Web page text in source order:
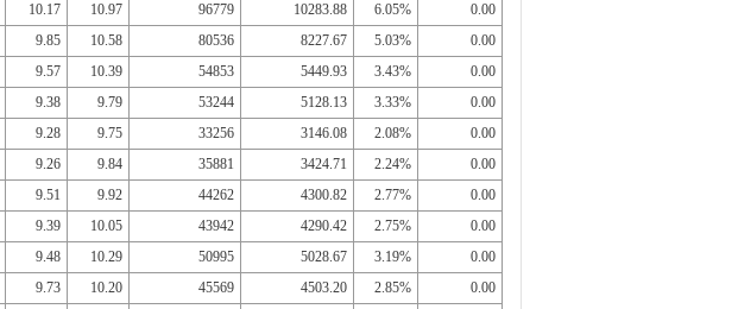
10.17 10.97 96779 10283.88 6.05%
0.00
9.85 10.58 80536 8227.67 5.03%
0.00
9.57 10.39 54853 5449.93 3.43%
0.00
9.38 9.79 53244 5128.13 3.33%
0.00
9.28 9.75 33256 3146.08 2.08%
0.00
9.26 9.84 35881 3424.71 2.24%
0.00
9.51 9.92 44262 4300.82 2.77%
0.00
9.39 10.05 43942 4290.42 2.75%
0.00
9.48 10.29 50995 5028.67 3.19%
0.00
9.73 10.20 45569 4503.20 2.85%
0.00